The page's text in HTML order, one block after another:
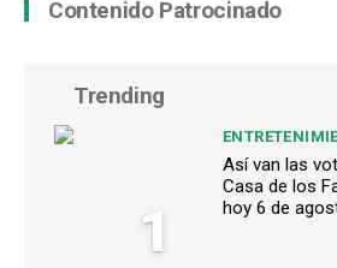
Contenido Patrocinado
Trending
1
Así van las
Casa de los
hoy 6 de